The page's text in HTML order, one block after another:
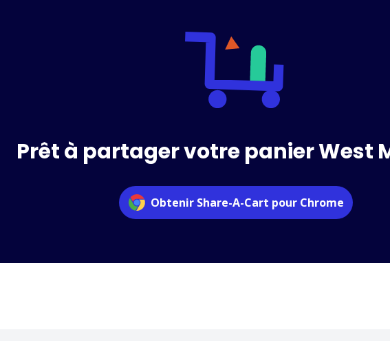
Prêt à partager votre panier West
Obtenir Share-A-Cart pour Chrome